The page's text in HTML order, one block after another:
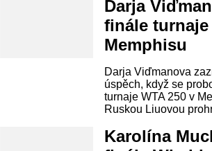
Darja
finále turnaje
Memphisu
Darja Viďmanova
úspěch, když se
turnaje WTA 250 v
Ruskou Liuovou
Karolína